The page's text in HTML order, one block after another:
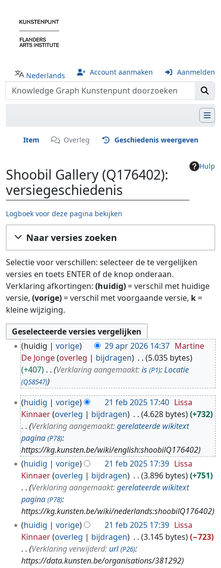
Nederlands Account aanmaken Aanmelden
Item Overleg Geschiedenis weergeven
Hulp
Shoobil Gallery (Q176402):
versiegeschiedenis
Logboek voor deze pagina bekijken
Ga naar:navigatie,zoeken
Naar versies zoeken
Selectie voor verschillen: selecteer de te vergelijken
versies en toets ENTER of de knop onderaan.
Verklaring afkortingen: (huidig)= verschil met huidige
versie, (vorige)= verschil met voorgaande versie, k=
kleine wijziging.
huidig vorige 29 apr 2026 14:37 Martine
De Jonge overleg bijdragen
5.035 bytes
+407
Verklaring aangemaakt:is (P1):Locatie
(Q58547)
huidig vorige 21 feb 2025 17:40 Lissa
Kinnaer overleg bijdragen 4.628 bytes
+732
Verklaring aangemaakt:gerelateerde wikitext
pagina (P78):
https://kg.kunsten.be/wiki/english:shoobilQ176402
huidig
vorige 21 feb 2025 17:39 Lissa
Kinnaer overleg bijdragen 3.896 bytes
+751
Verklaring aangemaakt:gerelateerde wikitext
pagina (P78):
https://kg.kunsten.be/wiki/nederlands:shoobilQ176402
huidig
vorige 21 feb 2025 17:39 Lissa
Kinnaer overleg bijdragen 3.145 bytes
−723
Verklaring verwijderd: url (P26):
https://data.kunsten.be/organisations/381292